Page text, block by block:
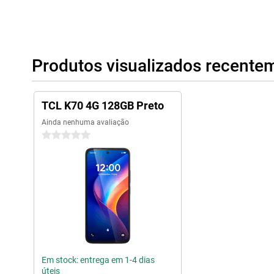
Produtos visualizados
TCL K70 4G 128GB Preto
Ainda nenhuma avaliação
0 estrelas
Em stock: entrega em 1-4 dias
úteis